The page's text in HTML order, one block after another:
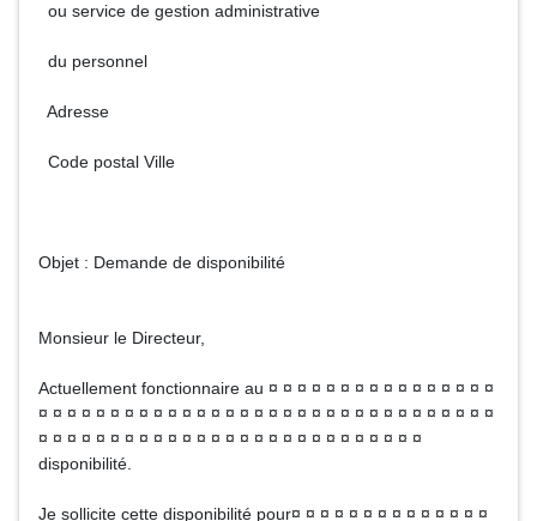
ou service de gestion administrative
du personnel
Adresse
Code postal Ville
Objet : Demande de disponibilité
Monsieur le Directeur,
Actuellement fonctionnaire au ¤ ¤ ¤ ¤ ¤ ¤ ¤ ¤ ¤ ¤ ¤ ¤ ¤ ¤ ¤ ¤
¤ ¤ ¤ ¤ ¤ ¤ ¤ ¤ ¤ ¤ ¤ ¤ ¤ ¤ ¤ ¤ ¤ ¤ ¤ ¤ ¤ ¤ ¤ ¤ ¤ ¤ ¤ ¤ ¤ ¤ ¤ ¤
¤ ¤ ¤ ¤ ¤ ¤ ¤ ¤ ¤ ¤ ¤ ¤ ¤ ¤ ¤ ¤ ¤ ¤ ¤ ¤ ¤ ¤ ¤ ¤ ¤ ¤ ¤
disponibilité.
Je sollicite cette disponibilité pour¤ ¤ ¤ ¤ ¤ ¤ ¤ ¤ ¤ ¤ ¤ ¤ ¤ ¤